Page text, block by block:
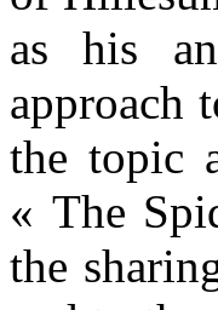
as his
approach
the topic
« The
the